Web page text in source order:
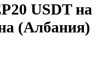
USDT на
(Албания)